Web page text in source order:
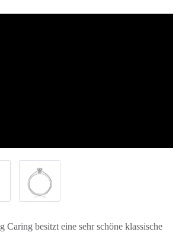
Caring besitzt eine sehr schöne klassische